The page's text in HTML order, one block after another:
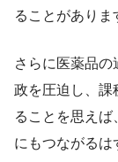
ることがありま
さらに医薬品
政を圧迫し、課
ることを思え
にもつながるは